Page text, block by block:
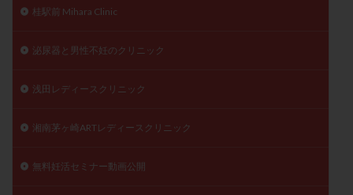
桂駅前 Mihara Clinic
泌尿器と男性不妊のクリニック
浅田レディースクリニック
湘南茅ヶ崎ARTレディースクリニック
無料妊活セミナー動画公開